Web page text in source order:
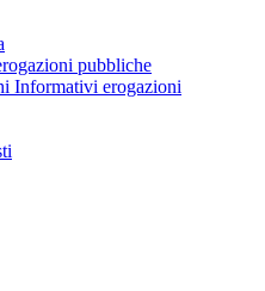
pubbliche
Informativi erogazioni